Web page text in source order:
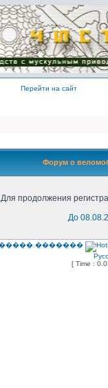
Перейти на сайт
Форум о
Для продолжения
До
[ Time :